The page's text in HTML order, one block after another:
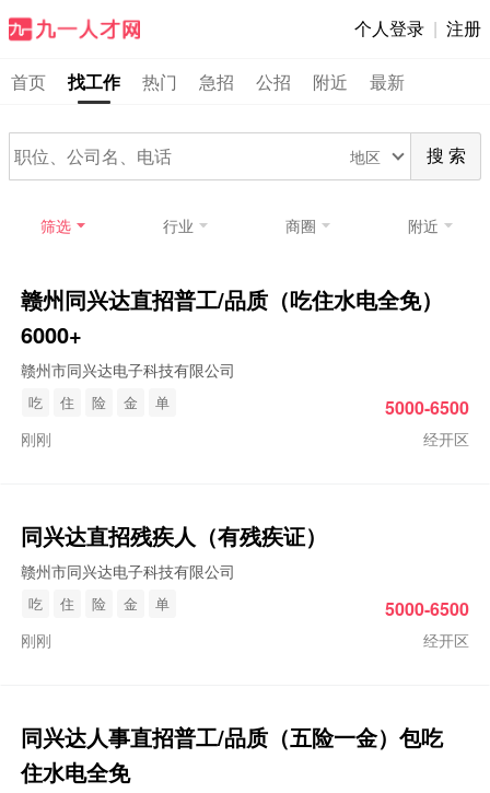
个人登录 | 注册
首页 找工作 热门 急招 公招 附近 最新
地区 搜 索
筛选 行业 商圈 附近
赣州同兴达直招普工/品质（吃住水电全免）
6000+
赣州市同兴达电子科技有限公司
吃 住 险 金 单
刚刚 经开区
5000-6500
同兴达直招残疾人（有残疾证）
赣州市同兴达电子科技有限公司
吃 住 险 金 单
刚刚 经开区
5000-6500
同兴达人事直招普工/品质（五险一金）包吃
住水电全免